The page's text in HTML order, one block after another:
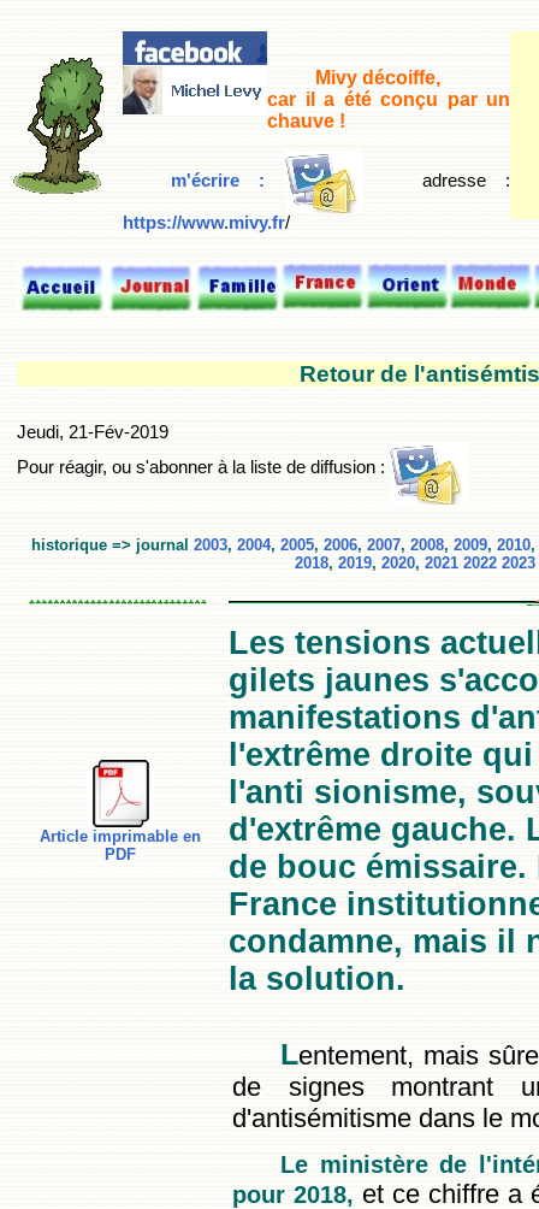
Mivy décoiffe,
car il a été conçu par un
chauve !
m'écrire : adresse:
https://www.mivy.fr/
Retour de
Jeudi, 21-Fév-2019
Pour réagir, ou s'abonner à la liste de diffusion :
historique => journal 2003, 2004, 2005, 2006, 2007, 2008, 2009, 2010,
2018, 2019, 2020, 2021 2022 2023
Article imprimable en
PDF
Les tensions
gilets jaunes
manifestations
l'extrême droite
l'anti sionisme,
d'extrême gauche.
de bouc émissaire.
France
condamne, mais il
la solution.
Lentement, mais
de signes montrant
d'antisémitisme dans le
Le ministère de
pour 2018, et ce chiffre a